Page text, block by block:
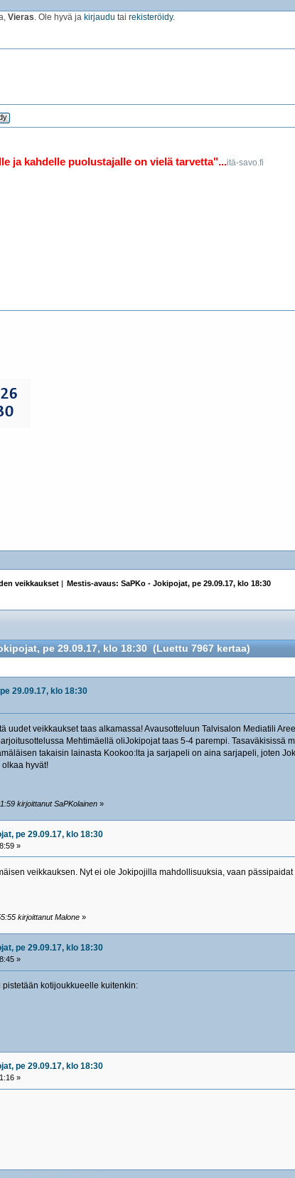
Vieras. Ole hyvä ja kirjaudu tai rekisteröidy.
ja kahdelle puolustajalle on vielä tarvetta"...itä-savo.fi
veikkaukset| Mestis-avaus: SaPKo - Jokipojat, pe 29.09.17, klo 18:30
pe 29.09.17, klo 18:30 (Luettu 7967 kertaa)
29.09.17, klo 18:30
uudet veikkaukset taas alkamassa! Avausotteluun Talvisalon Mediatili
Mehtimäellä oliJokipojat taas 5-4 parempi. Tasaväkisissä
takaisin lainasta Kookoo:lta ja sarjapeli on aina sarjapeli, joten
hyvät!
kirjoittanut SaPKolainen »
pe 29.09.17, klo 18:30
»
veikkauksen. Nyt ei ole Jokipojilla mahdollisuuksia, vaan pässipaidat
kirjoittanut Malone »
pe 29.09.17, klo 18:30
»
kotijoukkueelle kuitenkin:
pe 29.09.17, klo 18:30
»